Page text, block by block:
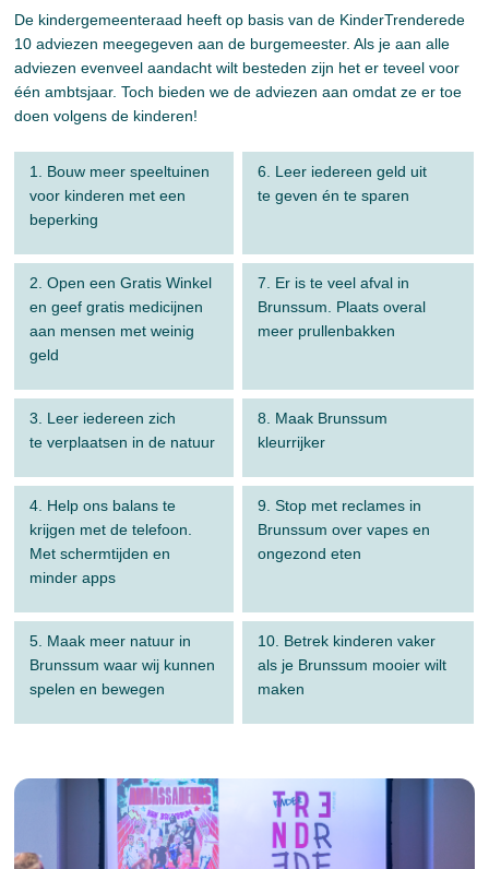
De kindergemeenteraad heeft op basis van de KinderTrenderede
10 adviezen meegegeven aan de burgemeester. Als je aan alle
adviezen evenveel aandacht wilt besteden zijn het er teveel voor
één ambtsjaar. Toch bieden we de adviezen aan omdat ze er toe
doen volgens de kinderen!
1. Bouw meer speeltuinen
voor kinderen met een
beperking
6. Leer iedereen geld uit
te geven én te sparen
2. Open een Gratis Winkel
en geef gratis medicijnen
aan mensen met weinig
geld
7. Er is te veel afval in
Brunssum. Plaats overal
meer prullenbakken
3. Leer iedereen zich
te verplaatsen in de natuur
8. Maak Brunssum
kleurrijker
4. Help ons balans te
krijgen met de telefoon.
Met schermtijden en
minder apps
9. Stop met reclames in
Brunssum over vapes en
ongezond eten
5. Maak meer natuur in
Brunssum waar wij kunnen
spelen en bewegen
10. Betrek kinderen vaker
als je Brunssum mooier wilt
maken